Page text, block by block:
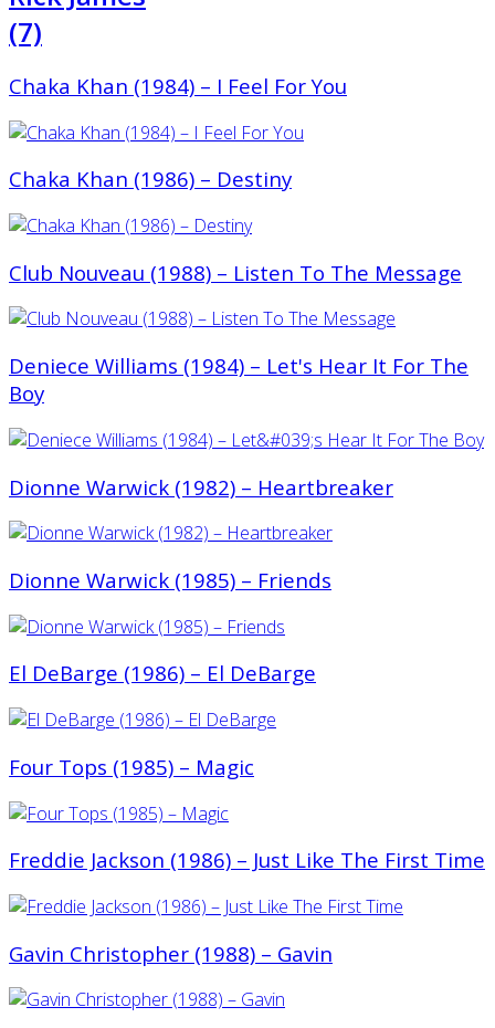
(7)
Chaka Khan (1984) ‎– I Feel For You
Chaka Khan (1986) – Destiny
Club Nouveau (1988) – Listen To The Message
Deniece Williams (1984) – Let's Hear It For The
Boy
Dionne Warwick (1982) – Heartbreaker
Dionne Warwick (1985) ‎– Friends
El DeBarge (1986) – El DeBarge
Four Tops (1985) ‎– Magic
Freddie Jackson (1986) – Just Like The First Time
Gavin Christopher (1988) ‎– Gavin